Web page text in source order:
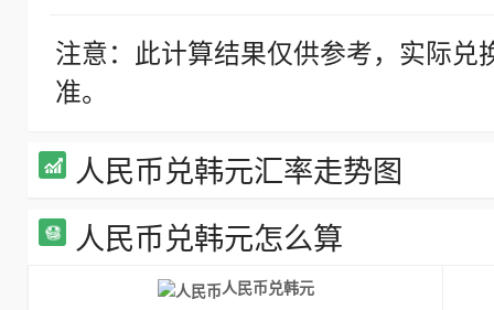
注意：此计算结果仅供参考，实际
准。
人民币兑韩元汇率走势图
人民币兑韩元怎么算
人民币兑韩元